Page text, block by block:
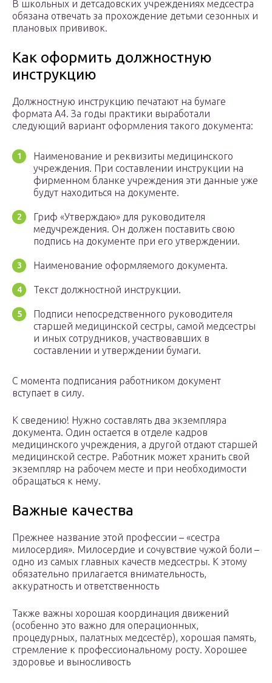
В школьных и детсадовских учреждениях медсестра
обязана отвечать за прохождение детьми сезонных и
плановых прививок.
Как оформить должностную
инструкцию
Должностную инструкцию печатают на бумаге
формата А4. За годы практики выработали
следующий вариант оформления такого документа:
Наименование и реквизиты медицинского
учреждения. При составлении инструкции на
фирменном бланке учреждения эти данные уже
будут находиться на документе.
Гриф «Утверждаю» для руководителя
медучреждения. Он должен поставить свою
подпись на документе при его утверждении.
Наименование оформляемого документа.
Текст должностной инструкции.
Подписи непосредственного руководителя
старшей медицинской сестры, самой медсестры
и иных сотрудников, участвовавших в
составлении и утверждении бумаги.
С момента подписания работником документ
вступает в силу.
К сведению! Нужно составлять два экземпляра
документа. Один остается в отделе кадров
медицинского учреждения, а другой отдают старшей
медицинской сестре. Работник может хранить свой
экземпляр на рабочем месте и при необходимости
обращаться к нему.
Важные качества
Прежнее название этой профессии – «сестра
милосердия». Милосердие и сочувствие чужой боли –
одно из самых главных качеств медсестры. К этому
обязательно прилагается внимательность,
аккуратность и ответственность
Также важны хорошая координация движений
(особенно это важно для операционных,
процедурных, палатных медсестёр), хорошая память,
стремление к профессиональному росту. Хорошее
здоровье и выносливость